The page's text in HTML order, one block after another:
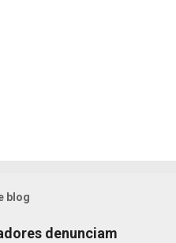
blog
denunciam